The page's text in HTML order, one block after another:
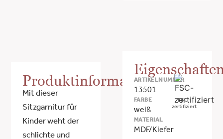
Produktinformationen
Mit dieser
Sitzgarnitur für
Kinder weht der
schlichte und
ARTIKELNUMMER
13501
FARBE
weiß
MATERIAL
MDF/Kiefer
FSC-
zertifiziert